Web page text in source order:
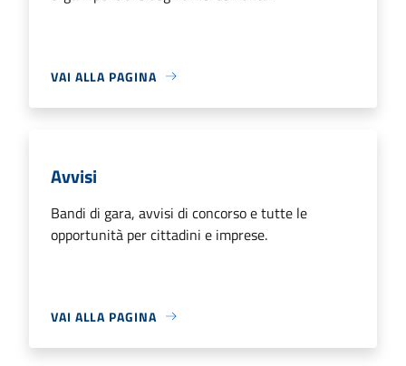
VAI ALLA PAGINA
Avvisi
Bandi di gara, avvisi di concorso e tutte le
opportunità per cittadini e imprese.
VAI ALLA PAGINA